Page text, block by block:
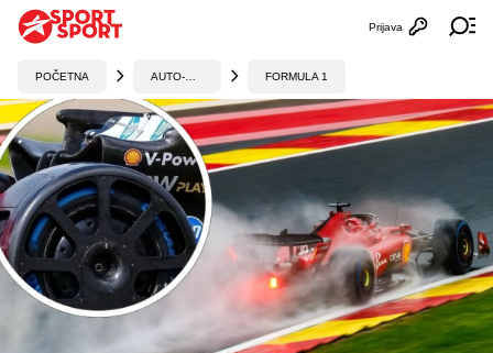
Otvori
Prijava
POČETNA FORMULA 1